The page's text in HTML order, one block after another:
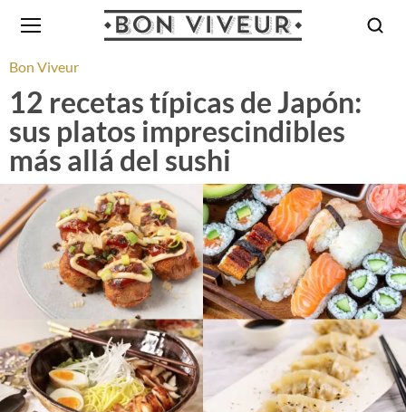
Bon Viveur
12 recetas típicas de Japón:
sus platos imprescindibles
más allá del sushi